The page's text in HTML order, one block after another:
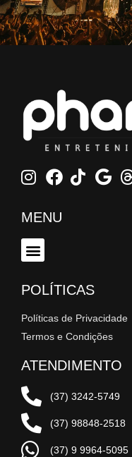
MENU
POLÍTICAS
Políticas de Privacidade
Termos e Condições
ATENDIMENTO
(37) 3242-5749
(37) 98848-2518
(37) 9 9964-5095